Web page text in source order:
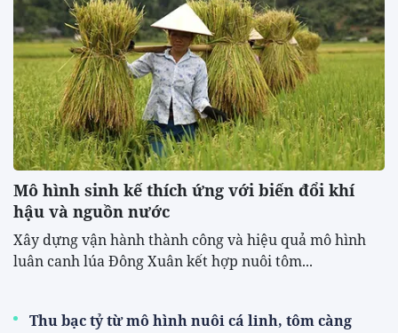
Mô hình sinh kế thích ứng với biến đổi khí
hậu và nguồn nước
Xây dựng vận hành thành công và hiệu quả mô hình
luân canh lúa Đông Xuân kết hợp nuôi tôm...
Thu bạc tỷ từ mô hình nuôi cá linh, tôm càng